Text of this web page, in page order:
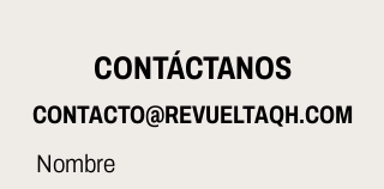
CONTÁCTANOS
CONTACTO@REVUELTAQH.COM
Nombre